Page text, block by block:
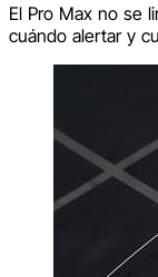
El Pro Max no se
cuándo alertar y